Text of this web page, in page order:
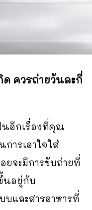
ด ควรถ่ายวันละกี่
นอีกเรื่องที่คุณ
ารเอาใจใส่
ยจะมีการขับถ่ายที่
นอยู่กับ
บและสารอาหารที่